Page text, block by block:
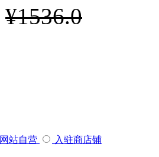
¥1536.0
网站自营 入驻商店铺